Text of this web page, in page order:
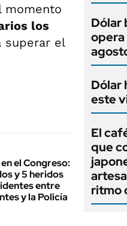
momento
los
superar el
el Congreso:
y 5 heridos
entre
y la Policía
Dólar
opera
Dólar
este
El
que
ritmo